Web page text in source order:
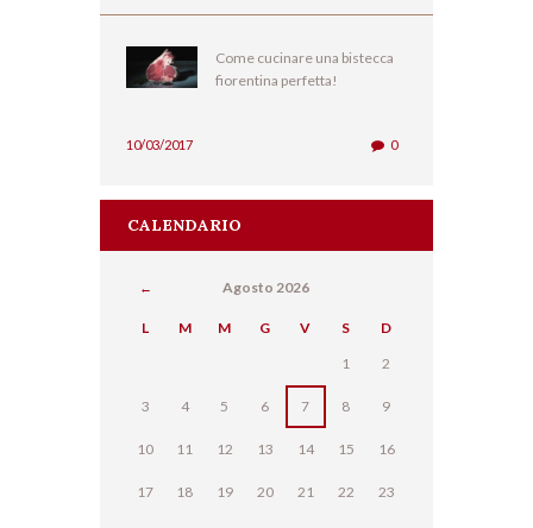
Come cucinare una bistecca
fiorentina perfetta!
10/03/2017 0
CALENDARIO
Agosto 2026
L M M G V S
D
1
2
3 4 5 6 7 8 9
10 11 12 13 14 15 16
17 18 19 20 21 22 23